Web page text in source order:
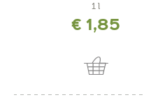
1 l
€ 1,85